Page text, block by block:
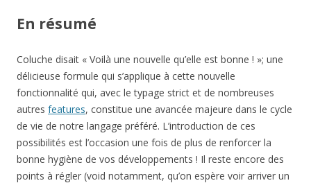
En résumé
Coluche disait « Voilà une nouvelle qu’elle est bonne ! »; une
délicieuse formule qui s’applique à cette nouvelle
fonctionnalité qui, avec le typage strict et de nombreuses
autres features, constitue une avancée majeure dans le cycle
de vie de notre langage préféré. L’introduction de ces
possibilités est l’occasion une fois de plus de renforcer la
bonne hygiène de vos développements ! Il reste encore des
points à régler (void notamment, qu’on espère voir arriver un